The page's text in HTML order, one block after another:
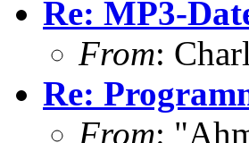
Re: MP3-
From:
Re:
From: